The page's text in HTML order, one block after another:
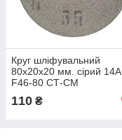
Круг шліфувальний
80х20х20 мм. сірий 14А
F46-80 СТ-СМ
(електрокорунд)
110 ₴